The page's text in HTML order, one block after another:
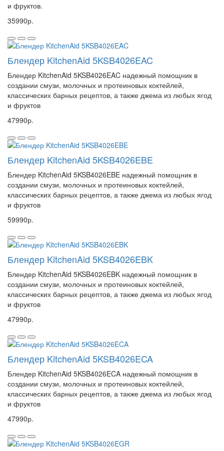
и фруктов.
35990р.
Блендер KitchenAid 5KSB4026EAC
Блендер KitchenAid 5KSB4026EAC надежный помощник в
создании смузи, молочных и протеиновых коктейлей,
классических барных рецептов, а также джема из любых ягод
и фруктов
47990р.
Блендер KitchenAid 5KSB4026EBE
Блендер KitchenAid 5KSB4026EBE надежный помощник в
создании смузи, молочных и протеиновых коктейлей,
классических барных рецептов, а также джема из любых ягод
и фруктов
59990р.
Блендер KitchenAid 5KSB4026EBK
Блендер KitchenAid 5KSB4026EBK надежный помощник в
создании смузи, молочных и протеиновых коктейлей,
классических барных рецептов, а также джема из любых ягод
и фруктов
47990р.
Блендер KitchenAid 5KSB4026ECA
Блендер KitchenAid 5KSB4026ECA надежный помощник в
создании смузи, молочных и протеиновых коктейлей,
классических барных рецептов, а также джема из любых ягод
и фруктов
47990р.